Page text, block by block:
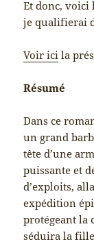
Et donc, voici
je qualifierai
Voir ici la
Résumé
Dans ce
un grand
tête d’une
puissante et
d’exploits,
expédition
protégeant la
séduira la